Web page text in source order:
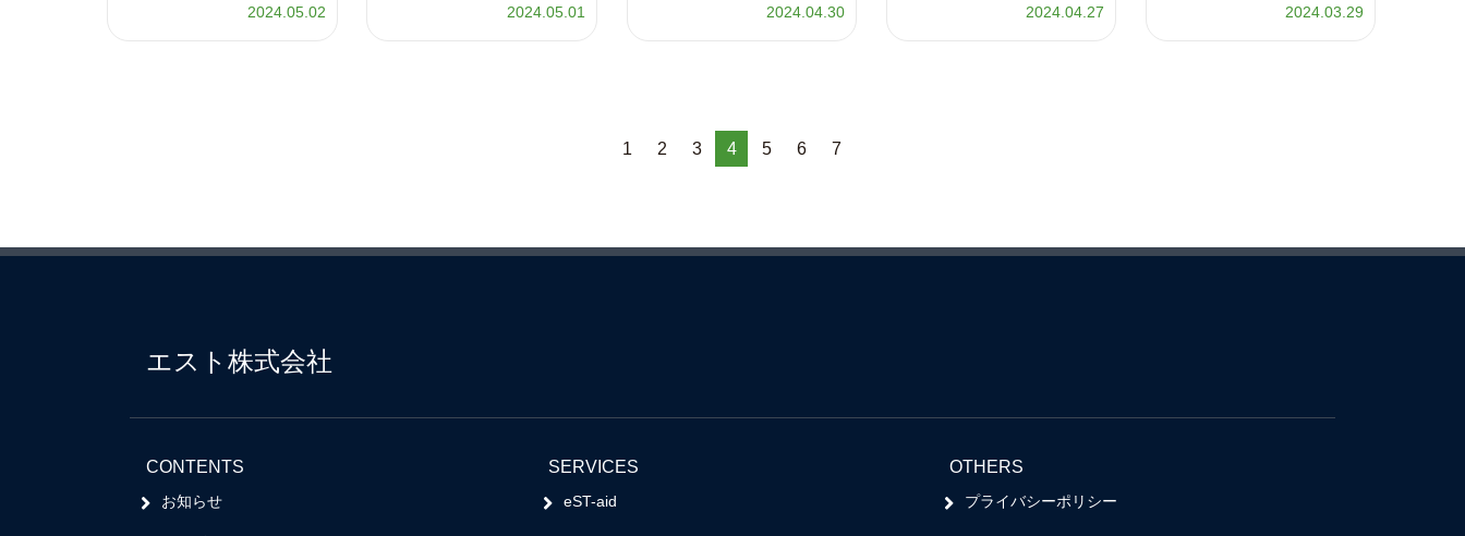
2024.05.02
2024.05.01
2024.04.30 2024.04.27 2024.03.29
1 2 3 4 5 6 7
エスト株式会社
CONTENTS
お知らせ
SERVICES
eST-aid
OTHERS
プライバシーポリシー